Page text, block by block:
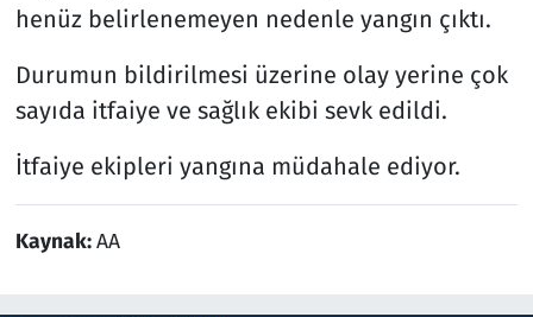
henüz belirlenemeyen nedenle yangın çıktı.
Durumun bildirilmesi üzerine olay yerine çok
sayıda itfaiye ve sağlık ekibi sevk edildi.
İtfaiye ekipleri yangına müdahale ediyor.
Kaynak:AA
Teknoloji ve Bilim
Televizyon